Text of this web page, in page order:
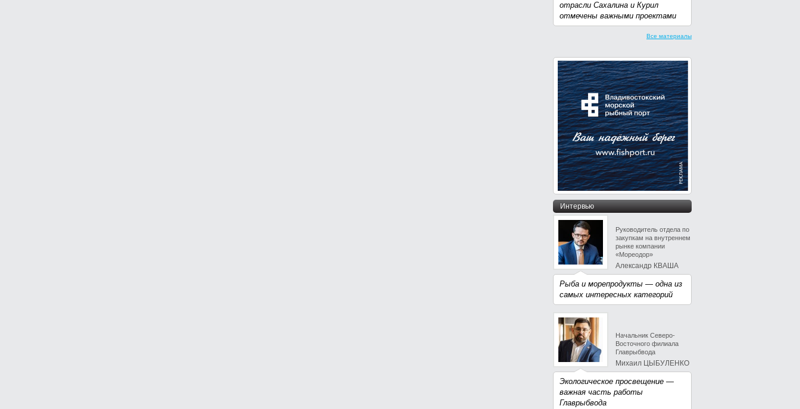
отрасли Сахалина и Курил
отмечены важными проектами
Все материалы
Интервью
Руководитель отдела по
закупкам на внутреннем
рынке компании
«Мореодор»
Александр КВАША
Рыба и морепродукты — одна из
самых интересных категорий
Начальник Северо-
Восточного филиала
Главрыбвода
Михаил ЦЫБУЛЕНКО
Экологическое просвещение —
важная часть работы
Главрыбвода